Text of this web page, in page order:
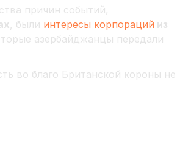
причин событий,
, были интересы корпораций из
азербайджанцы передали
во благо Британской короны не